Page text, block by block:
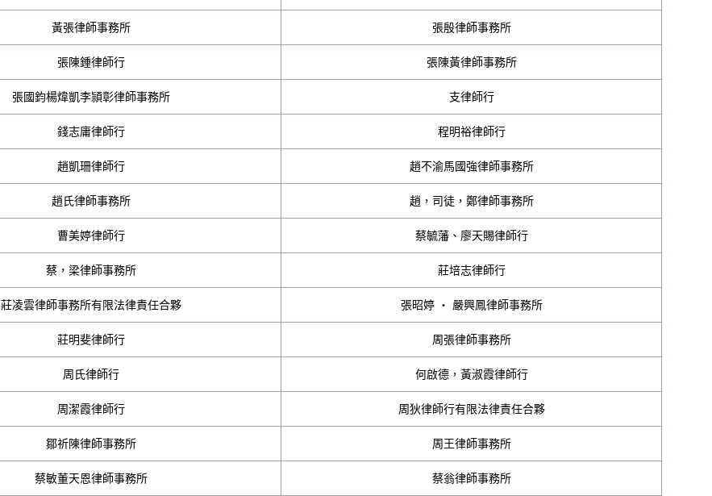
黃張律師事務所 張殷律師事務所
張陳鍾律師行 張陳黃律師事務所
張國鈞楊煒凱李頴彰律師事務所 支律師行
錢志庸律師行 程明裕律師行
趙凱珊律師行 趙不渝馬國強律師事務所
趙氏律師事務所 趙，司徒，鄭律師事務所
曹美婷律師行 蔡毓藩、廖天賜律師行
蔡，梁律師事務所 莊培志律師行
莊凌雲律師事務所有限法律責任合夥 張昭婷 ‧ 嚴興鳳律師事務所
莊明斐律師行 周張律師事務所
周氏律師行 何啟德，黃淑霞律師行
周潔霞律師行 周狄律師行有限法律責任合夥
鄒祈陳律師事務所 周王律師事務所
蔡敏董天恩律師事務所 蔡翁律師事務所